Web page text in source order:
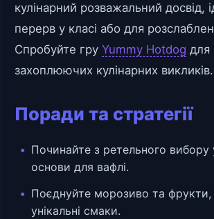
кулінарний розважальний досвід,
перерв у класі або для
Спробуйте гру Yummy Hotdog для
захоплюючих кулінарних викликів.
Поради та стратегії
Починайте з ретельного вибору
основи для вафлі.
Поєднуйте морозиво та
унікальні смаки.